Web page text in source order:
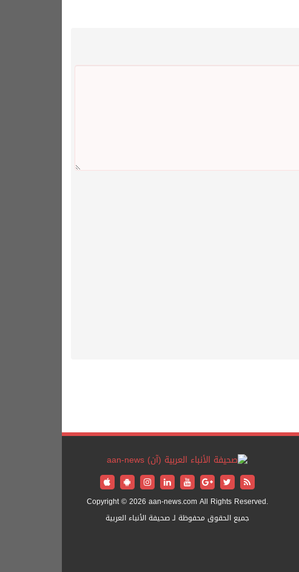
Copyright © 2026 aan-news.com All Rights Reserved.
جميع الحقوق محفوظة لـ صحيفة الأنباء العربية